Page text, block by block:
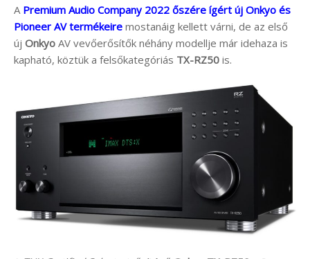
A Premium Audio Company 2022 őszére ígért új Onkyo és
Pioneer AV termékeire mostanáig kellett várni, de az első
új Onkyo AV vevőerősítők néhány modellje már idehaza is
kapható, köztük a felsőkategóriás TX-RZ50 is.